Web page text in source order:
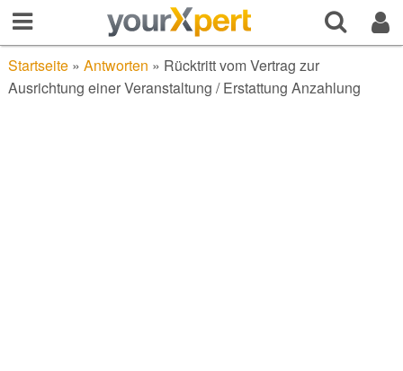
Startseite» Antworten » Rücktritt vom Vertrag zur
Ausrichtung einer Veranstaltung / Erstattung Anzahlung